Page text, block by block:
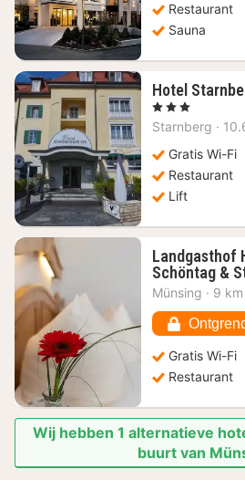
€
Restaurant
Sauna
Hotel
, 3 Sterren
Starnberg ·
Gratis Wi-Fi
Restaurant
Lift
Landgasthof
Schöntag &
Münsing · 9
Gratis Wi-Fi
Restaurant
Wij hebben 1 alternatieve
buurt van